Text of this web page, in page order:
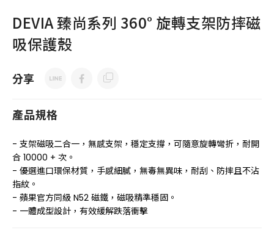
DEVIA 臻尚系列 360° 旋轉支架防摔磁
吸保護殼
分享
產品規格
- 支架磁吸二合一，無感支架，穩定支撐，可隨意旋轉彎折，耐開
合 10000 + 次。
- 優選進口環保材質，手感細膩，無毒無異味，耐刮、防摔且不沾
指紋。
- 蘋果官方同級 N52 磁鐵，磁吸精準穩固。
- 一體成型設計，有效緩解跌落衝擊